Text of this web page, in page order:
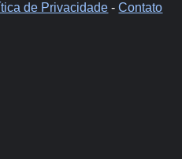
de Privacidade -Contato